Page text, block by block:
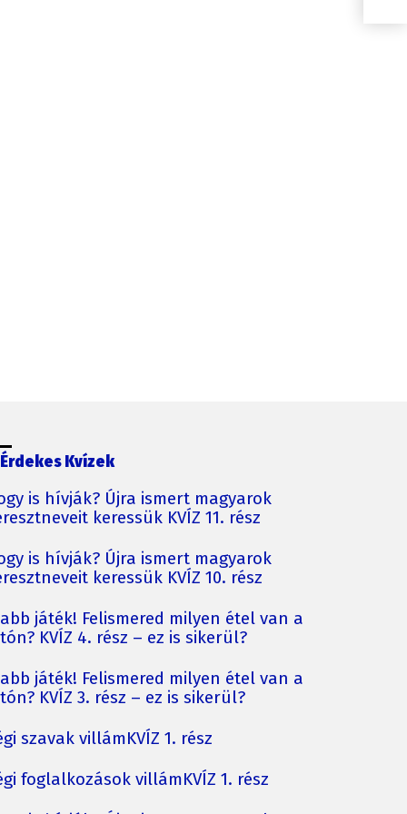
Érdekes Kvízek
is hívják? Újra ismert magyarok
keressük KVÍZ 11. rész
is hívják? Újra ismert magyarok
keressük KVÍZ 10. rész
játék! Felismered milyen étel van a
KVÍZ 4. rész – ez is sikerül?
játék! Felismered milyen étel van a
KVÍZ 3. rész – ez is sikerül?
szavak villámKVÍZ 1. rész
foglalkozások villámKVÍZ 1. rész